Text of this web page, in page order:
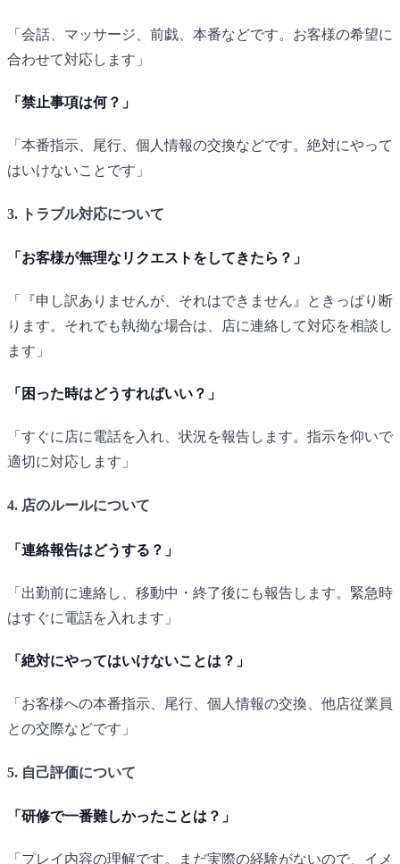
「会話、マッサージ、前戯、本番などです。お客様の希望に
合わせて対応します」
「禁止事項は何？」
「本番指示、尾行、個人情報の交換などです。絶対にやって
はいけないことです」
3. トラブル対応について
「お客様が無理なリクエストをしてきたら？」
「『申し訳ありませんが、それはできません』ときっぱり断
ります。それでも執拗な場合は、店に連絡して対応を相談し
ます」
「困った時はどうすればいい？」
「すぐに店に電話を入れ、状況を報告します。指示を仰いで
適切に対応します」
4. 店のルールについて
「連絡報告はどうする？」
「出勤前に連絡し、移動中・終了後にも報告します。緊急時
はすぐに電話を入れます」
「絶対にやってはいけないことは？」
「お客様への本番指示、尾行、個人情報の交換、他店従業員
との交際などです」
5. 自己評価について
「研修で一番難しかったことは？」
「プレイ内容の理解です。まだ実際の経験がないので、イメ